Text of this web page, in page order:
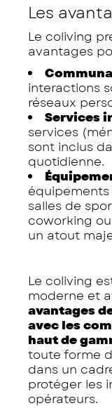
Les
Le coliving
avantages
interactions
réseaux
Services
services
sont inclus
quotidienne.
salles de
coworking
un atout
Le coliving
moderne et
avantages
avec les
haut de
toute forme
dans un
protéger les
opérateurs.